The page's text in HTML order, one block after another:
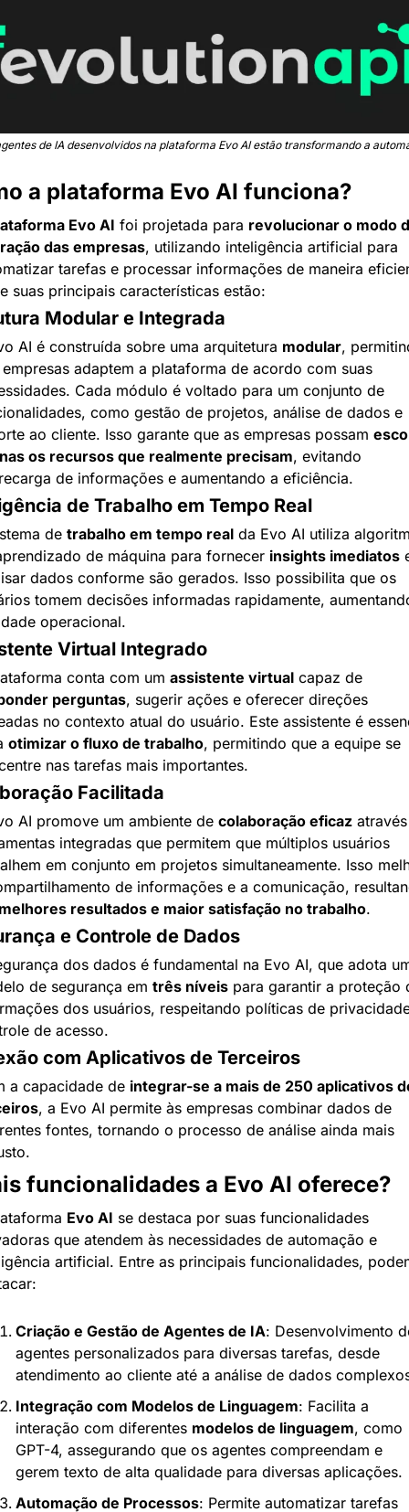
de IA desenvolvidos na plataforma Evo AI estão transformando a
a plataforma Evo AI funciona?
Evo AI foi projetada para revolucionar o modo
das empresas, utilizando inteligência artificial para
tarefas e processar informações de maneira
suas principais características estão:
Modular e Integrada
AI é construída sobre uma arquitetura modular,
adaptem a plataforma de acordo com suas
Cada módulo é voltado para um conjunto de
como gestão de projetos, análise de dados e
ao cliente. Isso garante que as empresas possam
os recursos que realmente precisam, evitando
de informações e aumentando a eficiência.
de Trabalho em Tempo Real
de trabalho em tempo real da Evo AI utiliza
de máquina para fornecer insights imediatos
dados conforme são gerados. Isso possibilita que os
tomem decisões informadas rapidamente,
operacional.
Virtual Integrado
conta com um assistente virtual
perguntas, sugerir ações e oferecer direções
no contexto atual do usuário. Este assistente é
otimizar o fluxo de trabalho, permitindo que a equipe se
nas tarefas mais importantes.
Facilitada
AI promove um ambiente de colaboração eficaz
integradas que permitem que múltiplos usuários
em conjunto em projetos simultaneamente. Isso
de informações e a comunicação,
resultados e maior satisfação no trabalho.
e Controle de Dados
dos dados é fundamental na Evo AI, que adota
de segurança em três níveis para garantir a proteção
dos usuários, respeitando políticas de
de acesso.
com Aplicativos de Terceiros
a capacidade de integrar-se a mais de 250 aplicativos
, a Evo AI permite às empresas combinar dados de
fontes, tornando o processo de análise ainda mais
funcionalidades a Evo AI oferece?
Evo AI se destaca por suas funcionalidades
que atendem às necessidades de automação e
artificial. Entre as principais funcionalidades,
Criação e Gestão de Agentes de IA: Desenvolvimento
agentes personalizados para diversas tarefas, desde
atendimento ao cliente até a análise de dados
Integração com Modelos de Linguagem: Facilita a
interação com diferentes modelos de linguagem, como
GPT-4, assegurando que os agentes compreendam e
gerem texto de alta qualidade para diversas aplicações.
Automação de Processos: Permite automatizar tarefas